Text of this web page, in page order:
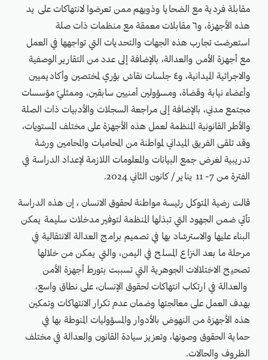
مقابلة فردية مع الضحايا وذويهم ممن تعرضوا لانتهاكات على يد
هذه الأجهزة، و٦ مقابلات معمقة مع منظمات ذات صلة
استعرضت تجارب هذه الجهات والتحديات التي تواجهها في العمل
مع أجهزة الأمن والعدالة، بالإضافة إلى عدد من التقارير الوصفية
والاجرائية الميدانية، و٤ جلسات نقاش بؤري لمختصين وأكاديميين
وأعضاء نيابة وقضاة، ومسؤولين أمنيين سابقين، وممثليّ مؤسسات
مجتمع مدني، بالإضافة إلى مراجعة السجلات والأدبيات ذات الصلة
والأطر القانونية المنظمة لعمل هذه الأجهزة على مختلف المستويات،
وقد تلقى الفريق الميداني لمواطنة من المحاميات والمحامين ورشة
تدريبية لغرض جمع البيانات والمعلومات اللازمة لإعداد الدراسة في
الفترة من 7- 11 يناير / كانون الثاني 2024.
قالت رضية المتوكل رئيسة مواطنة لحقوق الانسان ، إن هذه الدراسة
تأتي ضمن الجهود التي تبذلها المنظمة لتوفير مدخلات سليمة يمكن
البناء عليها والاسترشاد بها في تصميم برامج العدالة الانتقالية في
مرحلة ما بعد النزاع المسلح في اليمن، والتي يمكن من خلالها
تصحيح الاختلالات الجوهرية التي تسببت بتورط أجهزة الأمن
والعدالة في ارتكاب انتهاكات لحقوق الإنسان، على نطاق واسع،
بهدف العمل على معالجتها وضمان عدم تكرار الانتهاكات وتمكين
هذه الأجهزة من النهوض بالأدوار والمسؤوليات المنوطة بها في
حماية الحقوق وصونها، وتعزيز سيادة القانون والعدالة في مختلف
الظروف والحالات.